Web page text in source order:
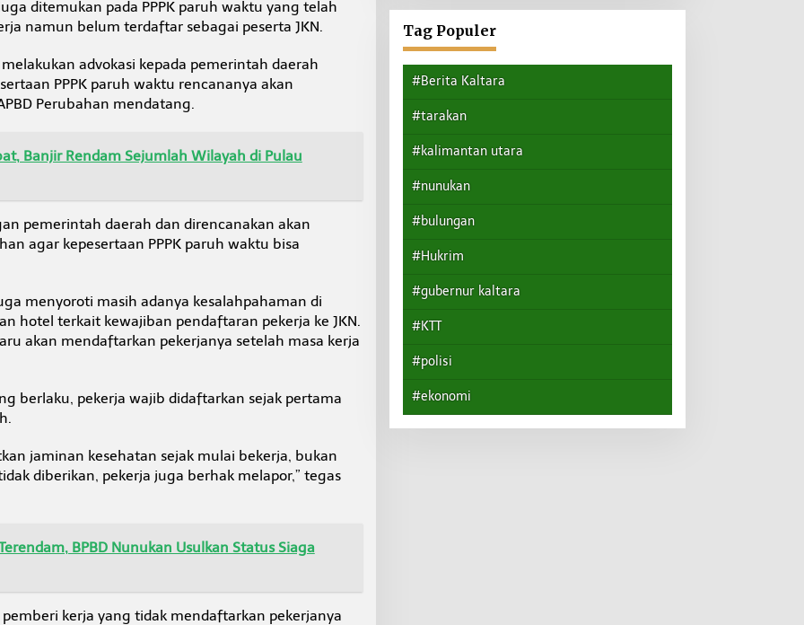
ditemukan pada PPPK paruh waktu yang telah
namun belum terdaftar sebagai peserta JKN.
advokasi kepada pemerintah daerah
PPPK paruh waktu rencananya akan
Perubahan mendatang.
Banjir Rendam Sejumlah Wilayah di Pulau
pemerintah daerah dan direncanakan akan
agar kepesertaan PPPK paruh waktu bisa
menyoroti masih adanya kesalahpahaman di
hotel terkait kewajiban pendaftaran pekerja ke JKN.
akan mendaftarkan pekerjanya setelah masa kerja
berlaku, pekerja wajib didaftarkan sejak pertama
jaminan kesehatan sejak mulai bekerja, bukan
diberikan, pekerja juga berhak melapor,” tegas
BPBD Nunukan Usulkan Status Siaga
kerja yang tidak mendaftarkan pekerjanya
Tag Populer
#Berita Kaltara
#tarakan
#kalimantan utara
#nunukan
#bulungan
#Hukrim
#gubernur kaltara
#KTT
#polisi
#ekonomi